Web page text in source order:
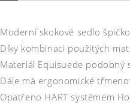
Moderní skokové sedlo
Díky kombinaci použitých
Materiál Equisuede podobný
Dále má ergonomické
Opatřeno HART systémem